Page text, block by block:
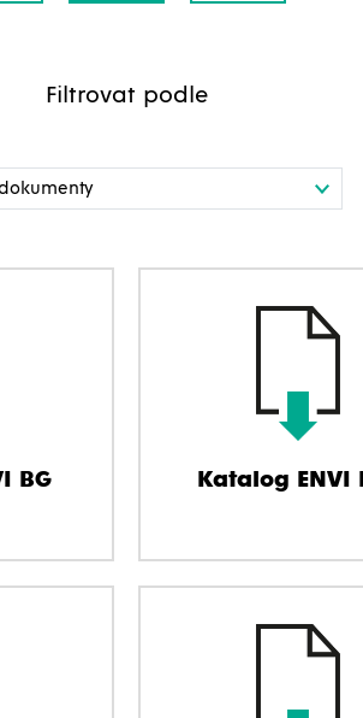
Filtrovat podle
BG Katalog ENVI